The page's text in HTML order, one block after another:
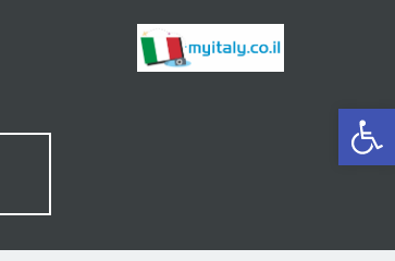
פתח סרגל נגישות